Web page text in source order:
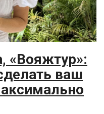
«Вояжтур»:
ваш